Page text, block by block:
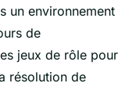
un environnement
de
jeux de rôle pour
résolution de